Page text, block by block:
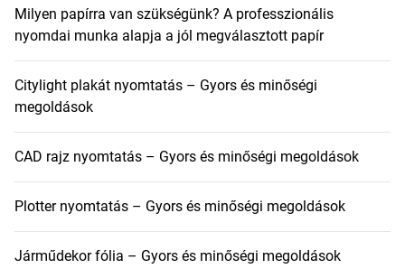
Milyen papírra van szükségünk? A professzionális
nyomdai munka alapja a jól megválasztott papír
Citylight plakát nyomtatás – Gyors és minőségi
megoldások
CAD rajz nyomtatás – Gyors és minőségi megoldások
Plotter nyomtatás – Gyors és minőségi megoldások
Járműdekor fólia – Gyors és minőségi megoldások